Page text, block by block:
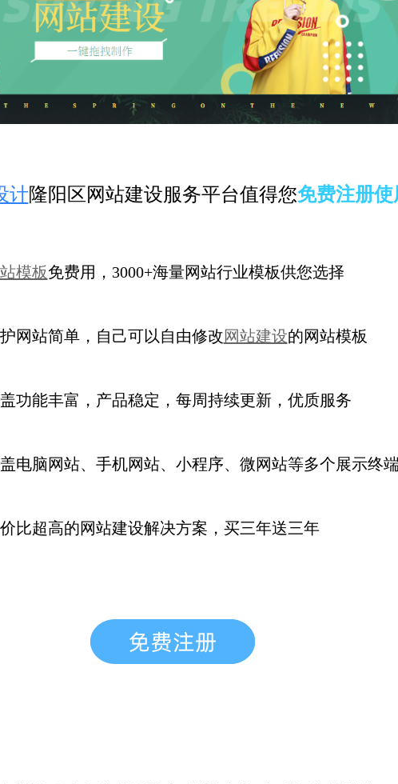
计隆阳区网站建设服务平台值得您免费注册使
模板免费用，3000+海量网站行业模板供您选择
网站简单，自己可以自由修改网站建设的网站模板
功能丰富，产品稳定，每周持续更新，优质服务
电脑网站、手机网站、小程序、微网站等多个展示终
比超高的网站建设解决方案，买三年送三年